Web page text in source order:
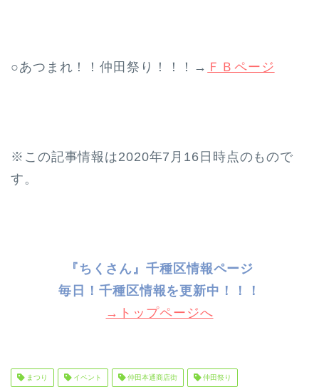
○あつまれ！！仲田祭り！！！→ ＦＢページ
※この記事情報は2020年7月16日時点のもので
す。
『ちくさん』千種区情報ページ
毎日！千種 区情報を更新中！！！
→トップページへ
まつり イベント 仲田本通商店街 仲田祭り